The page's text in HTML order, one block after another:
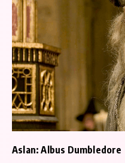
Aslan: Albus Dumbledore